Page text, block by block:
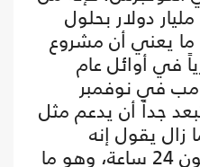
المرجح أن ينفد مبلغ 61 مليار دولار بحلول
ما يعني أن مشروع
في أوائل عام
ترامب في نوفمبر
جداً أن يدعم مثل
زال يقول إنه
سيُنهي الحرب في غضون 24 ساعة، وهو ما